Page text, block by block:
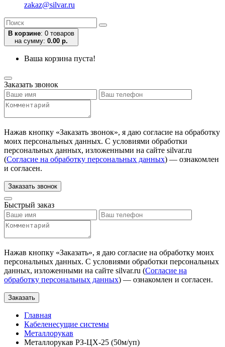
zakaz@silvar.ru
В корзине: 0 товаров
на сумму: 0.00 р.
Ваша корзина пуста!
Заказать звонок
Нажав кнопку «Заказать звонок», я даю согласие на обработку
моих персональных данных. С условиями обработки
персональных данных, изложенными на сайте silvar.ru
(Согласие на обработку персональных данных) — ознакомлен
и согласен.
Заказать звонок
Быстрый заказ
Нажав кнопку «Заказать», я даю согласие на обработку моих
персональных данных. С условиями обработки персональных
данных, изложенными на сайте silvar.ru (Согласие на
обработку персональных данных) — ознакомлен и согласен.
Заказать
Главная
Кабеленесущие системы
Металлорукав
Металлорукав РЗ-ЦХ-25 (50м/уп)